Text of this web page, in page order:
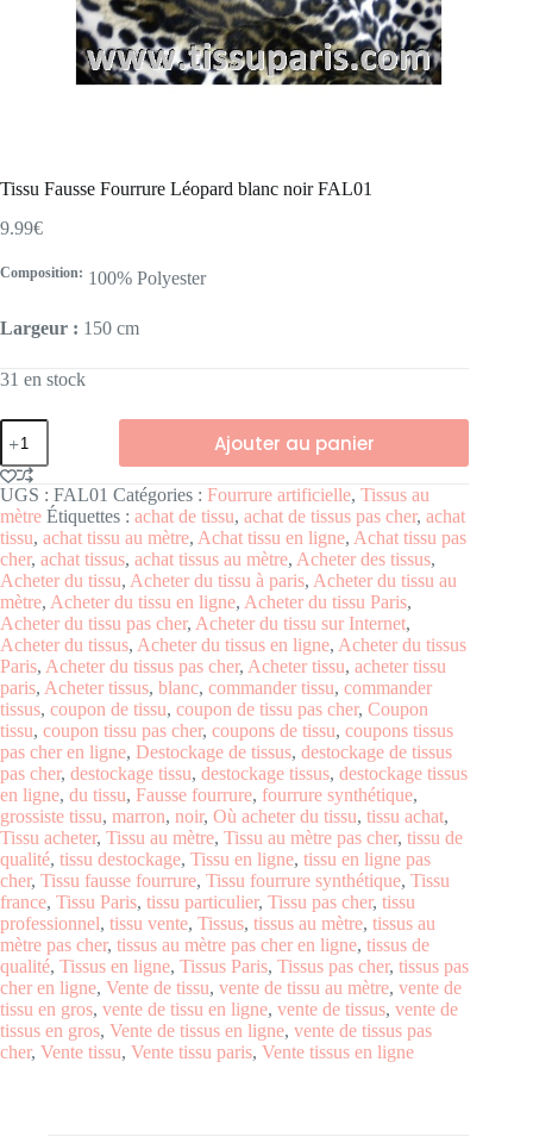
Tissu Fausse Fourrure Léopard blanc noir FAL01
9.99€
Composition: 100% Polyester
Largeur : 150 cm
31 en stock
Ajouter au panier
UGS : FAL01 Catégories : Fourrure artificielle, Tissus au
mètre Étiquettes : achat de tissu, achat de tissus pas cher, achat
tissu, achat tissu au mètre, Achat tissu en ligne, Achat tissu pas
cher, achat tissus, achat tissus au mètre, Acheter des tissus,
Acheter du tissu, Acheter du tissu à paris, Acheter du tissu au
mètre, Acheter du tissu en ligne, Acheter du tissu Paris,
Acheter du tissu pas cher, Acheter du tissu sur Internet,
Acheter du tissus, Acheter du tissus en ligne, Acheter du tissus
Paris, Acheter du tissus pas cher, Acheter tissu, acheter tissu
paris, Acheter tissus, blanc, commander tissu, commander
tissus, coupon de tissu, coupon de tissu pas cher, Coupon
tissu, coupon tissu pas cher, coupons de tissu, coupons tissus
pas cher en ligne, Destockage de tissus, destockage de tissus
pas cher, destockage tissu, destockage tissus, destockage tissus
en ligne, du tissu, Fausse fourrure, fourrure synthétique,
grossiste tissu, marron, noir, Où acheter du tissu, tissu achat,
Tissu acheter, Tissu au mètre, Tissu au mètre pas cher, tissu de
qualité, tissu destockage, Tissu en ligne, tissu en ligne pas
cher, Tissu fausse fourrure, Tissu fourrure synthétique, Tissu
france, Tissu Paris, tissu particulier, Tissu pas cher, tissu
professionnel, tissu vente, Tissus, tissus au mètre, tissus au
mètre pas cher, tissus au mètre pas cher en ligne, tissus de
qualité, Tissus en ligne, Tissus Paris, Tissus pas cher, tissus pas
cher en ligne, Vente de tissu, vente de tissu au mètre, vente de
tissu en gros, vente de tissu en ligne, vente de tissus, vente de
tissus en gros, Vente de tissus en ligne, vente de tissus pas
cher, Vente tissu, Vente tissu paris, Vente tissus en ligne